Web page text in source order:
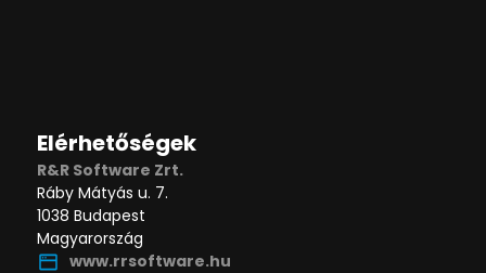
Elérhetőségek
R&R Software Zrt.
Ráby Mátyás u. 7.
1038 Budapest
Magyarország
www.rrsoftware.hu